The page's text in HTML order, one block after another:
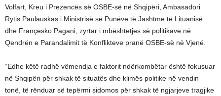
Volfart, Kreu i Prezencës së OSBE-së në Shqipëri, Ambasadori
Rytis Paulauskas i Ministrisë së Punëve të Jashtme të Lituanisë
dhe Françesko Pagani, zyrtar i mbështetjes së politikave në
Qendrën e Parandalimit të Konflikteve pranë OSBE-së në Vjenë.
“Edhe këtë radhë vëmendja e faktorit ndërkombëtar është fokusuar
në Shqipëri për shkak të situatës dhe klimës politike në vendin
tonë, të rënduar së tepërmi sidomos për shkak të ngjarjeve tragjike